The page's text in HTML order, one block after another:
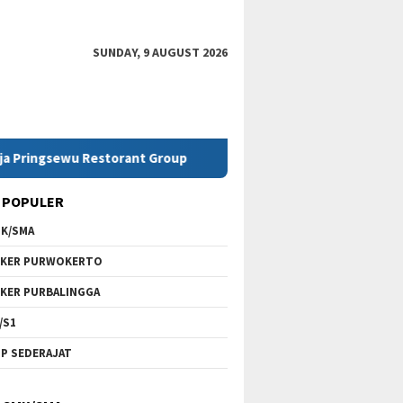
SUNDAY, 9 AUGUST 2026
Restorant Group Lowongan Kerja SMK Telkom
SMA
PURWOKERTO
PURBALINGGA
SEDERAJAT